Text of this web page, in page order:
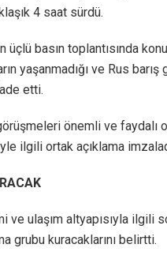
4 saat sürdü.
basın toplantısında
yaşanmadığı ve Rus
etti.
önemli ve faydalı
ilgili ortak açıklama
ve ulaşım altyapısıyla ilgili
grubu kuracaklarını belirtti.